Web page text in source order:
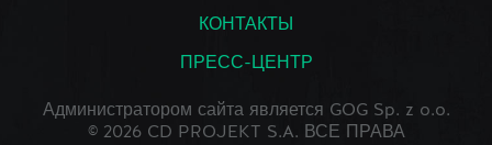
КОНТАКТЫ
ПРЕСС-ЦЕНТР
Администратором сайта является GOG Sp. z o.o.
© 2026 CD PROJEKT S.A. ВСЕ ПРАВА